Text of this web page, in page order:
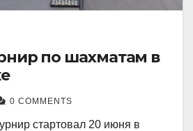
по шахматам в
0 COMMENTS
стартовал 20 июня в